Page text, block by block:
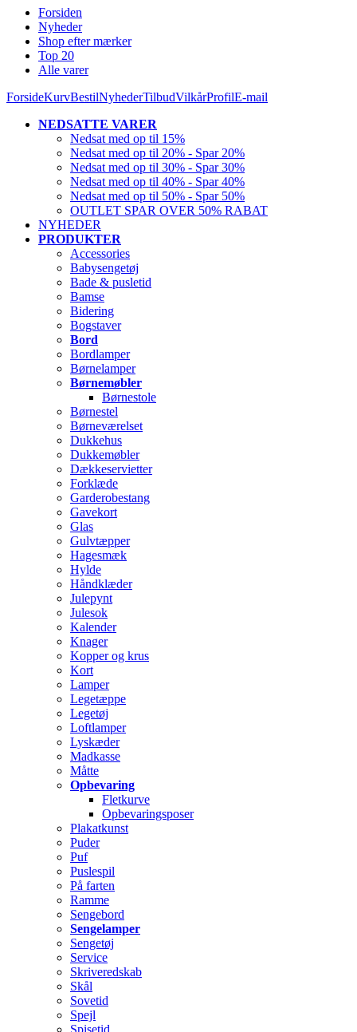
Forsiden
Nyheder
Shop efter mærker
Top 20
Alle varer
ForsideKurvBestilNyhederTilbudVilkårProfilE-mail
NEDSATTE VARER
Nedsat med op til 15%
Nedsat med op til 20% - Spar 20%
Nedsat med op til 30% - Spar 30%
Nedsat med op til 40% - Spar 40%
Nedsat med op til 50% - Spar 50%
OUTLET SPAR OVER 50% RABAT
NYHEDER
PRODUKTER
Accessories
Babysengetøj
Bade & pusletid
Bamse
Bidering
Bogstaver
Bord
Bordlamper
Børnelamper
Børnemøbler
Børnestole
Børnestel
Børneværelset
Dukkehus
Dukkemøbler
Dækkeservietter
Forklæde
Garderobestang
Gavekort
Glas
Gulvtæpper
Hagesmæk
Hylde
Håndklæder
Julepynt
Julesok
Kalender
Knager
Kopper og krus
Kort
Lamper
Legetæppe
Legetøj
Loftlamper
Lyskæder
Madkasse
Måtte
Opbevaring
Fletkurve
Opbevaringsposer
Plakatkunst
Puder
Puf
Puslespil
På farten
Ramme
Sengebord
Sengelamper
Sengetøj
Service
Skriveredskab
Skål
Sovetid
Spejl
Spisetid